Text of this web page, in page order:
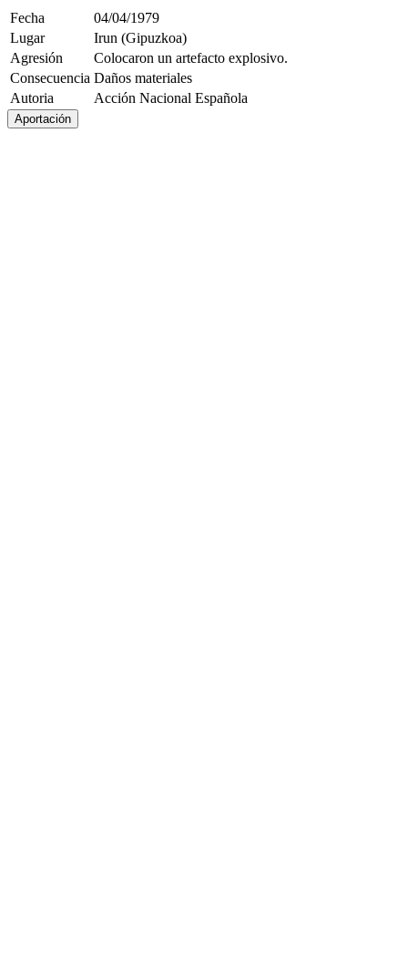
Fecha
04/04/1979
Lugar
Irun (Gipuzkoa)
Agresión
Colocaron un artefacto explosivo.
Consecuencia Daños materiales
Autoria
Acción Nacional Española